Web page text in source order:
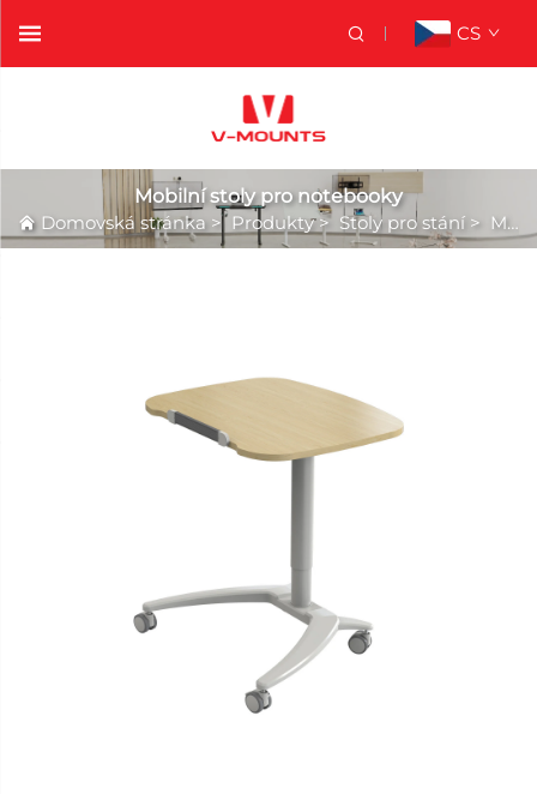
CS
Mobilní stoly pro notebooky
Domovská stránka> Produkty> Stoly pro stání > Mobilní stoly pro notebooky